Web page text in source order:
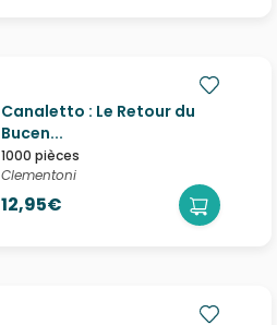
Canaletto : Le Retour du
Bucen...
1000 pièces
Clementoni
12,95€